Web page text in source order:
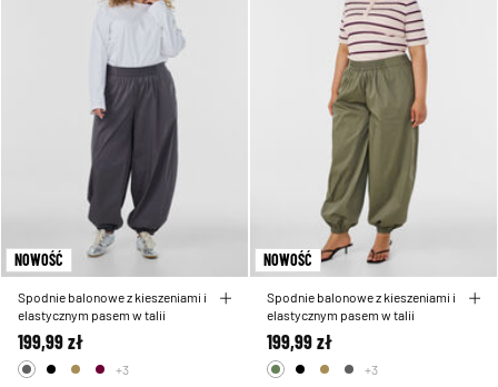
NOWOŚĆ
Spodnie balonowe z kieszeniami i
elastycznym pasem w talii
199,99 zł
+3
NOWOŚĆ
Spodnie balonowe z kieszeniami i
elastycznym pasem w talii
199,99 zł
+3